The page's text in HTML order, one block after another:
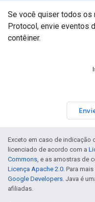
Se você quiser todos os
Protocol, envie eventos
contêiner.
Exceto em caso de indicação
licenciado de acordo com a
Commons, e as amostras de
Licença Apache 2.0. Para
Google Developers. Java é
afiliadas.